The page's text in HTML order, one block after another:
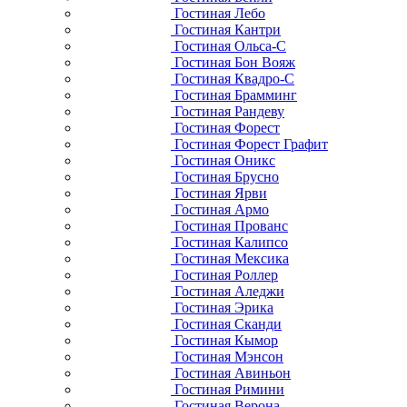
Гостиная Лебо
Гостиная Кантри
Гостиная Ольса-С
Гостиная Бон Вояж
Гостиная Квадро-С
Гостиная Брамминг
Гостиная Рандеву
Гостиная Форест
Гостиная Форест Графит
Гостиная Оникс
Гостиная Брусно
Гостиная Ярви
Гостиная Армо
Гостиная Прованс
Гостиная Калипсо
Гостиная Мексика
Гостиная Роллер
Гостиная Аледжи
Гостиная Эрика
Гостиная Сканди
Гостиная Кымор
Гостиная Мэнсон
Гостиная Авиньон
Гостиная Римини